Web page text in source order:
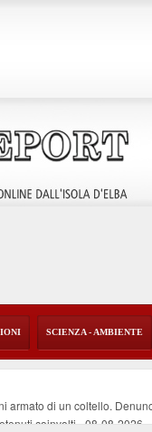
SCIENZA - AMBIENTE
armato di un coltello.
coinvolti-08-08-2026